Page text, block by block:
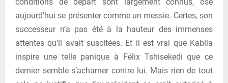
aujourd’hui se présenter comme un messie. Certes, son
successeur n’a pas été à la hauteur des immenses
attentes qu’il avait suscitées. Et il est vrai que Kabila
inspire une telle panique à Félix Tshisekedi que ce
dernier semble s’acharner contre lui. Mais rien de tout